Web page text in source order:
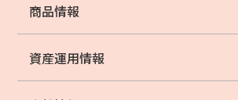
商品情報
資産運用情報